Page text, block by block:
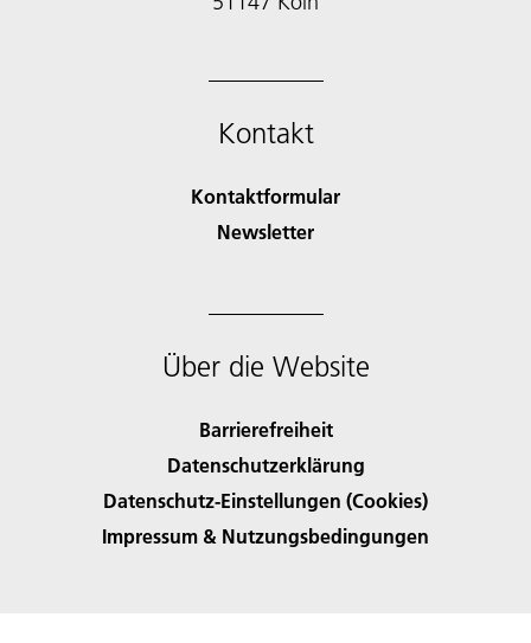
Kontakt
Kontaktformular
Newsletter
Über die Website
Barrierefreiheit
Datenschutzerklärung
Datenschutz-Einstellungen (Cookies)
Impressum & Nutzungsbedingungen